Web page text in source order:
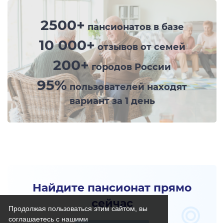
Продолжая пользоваться этим сайтом, вы
соглашаетесь с нашими
2500+ пансионатов в базе
10 000+отзывов от семей
200+городов России
95%пользователей находят
вариант за 1 день
Найдите пансионат прямо
сейчас